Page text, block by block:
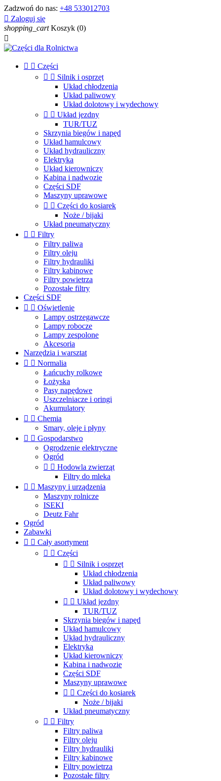
Zadzwoń do nas: +48 533012703
 Zaloguj się
shopping_cart Koszyk (0)

  Części
  Silnik i osprzęt
Układ chłodzenia
Układ paliwowy
Układ dolotowy i wydechowy
  Układ jezdny
TUR/TUZ
Skrzynia biegów i napęd
Układ hamulcowy
Układ hydrauliczny
Elektryka
Układ kierowniczy
Kabina i nadwozie
Części SDF
Maszyny uprawowe
  Części do kosiarek
Noże / bijaki
Układ pneumatyczny
  Filtry
Filtry paliwa
Filtry oleju
Filtry hydrauliki
Filtry kabinowe
Filtry powietrza
Pozostałe filtry
Części SDF
  Oświetlenie
Lampy ostrzegawcze
Lampy robocze
Lampy zespolone
Akcesoria
Narzędzia i warsztat
  Normalia
Łańcuchy rolkowe
Łożyska
Pasy napędowe
Uszczelniacze i oringi
Akumulatory
  Chemia
Smary, oleje i płyny
  Gospodarstwo
Ogrodzenie elektryczne
Ogród
  Hodowla zwierząt
Filtry do mleka
  Maszyny i urządzenia
Maszyny rolnicze
ISEKI
Deutz Fahr
Ogród
Zabawki
  Cały asortyment
  Części
  Silnik i osprzęt
Układ chłodzenia
Układ paliwowy
Układ dolotowy i wydechowy
  Układ jezdny
TUR/TUZ
Skrzynia biegów i napęd
Układ hamulcowy
Układ hydrauliczny
Elektryka
Układ kierowniczy
Kabina i nadwozie
Części SDF
Maszyny uprawowe
  Części do kosiarek
Noże / bijaki
Układ pneumatyczny
  Filtry
Filtry paliwa
Filtry oleju
Filtry hydrauliki
Filtry kabinowe
Filtry powietrza
Pozostałe filtry